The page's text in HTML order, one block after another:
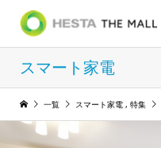
スマート家電
一覧 スマート家電 , 特集